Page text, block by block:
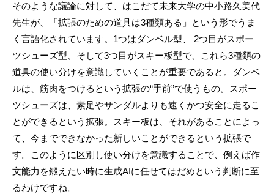
そのような議論に対して、はこだて未来大学の中小路久美代
先生が、「拡張のための道具は3種類ある」という形でうま
く言語化されています。1つはダンベル型、 2つ目がスポー
ツシューズ型、そして3つ目がスキー板型で、これら3種類の
道具の使い分けを意識していくことが重要であると。ダンベ
ルは、筋肉をつけるという拡張の“手前”で使うもの。スポー
ツシューズは、素足やサンダルよりも速くかつ安全に走るこ
とができるという拡張。スキー板は、それがあることによっ
て、今までできなかった新しいことができるという拡張で
す。このように区別し使い分けを意識することで、例えば作
文能力を鍛えたい時に生成AIに任せてはだめという判断に至
るわけですね。